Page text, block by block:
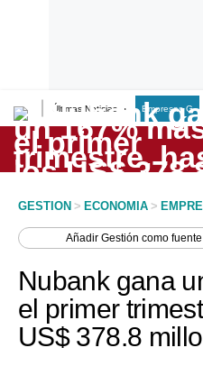
Últimas Noticias Empresas G
Lo último
Peru Quiosco
Economía
Mercados
GESTION > ECONOMIA >
AñadirGestión como
Nubank gana
el primer
US$ 378.8